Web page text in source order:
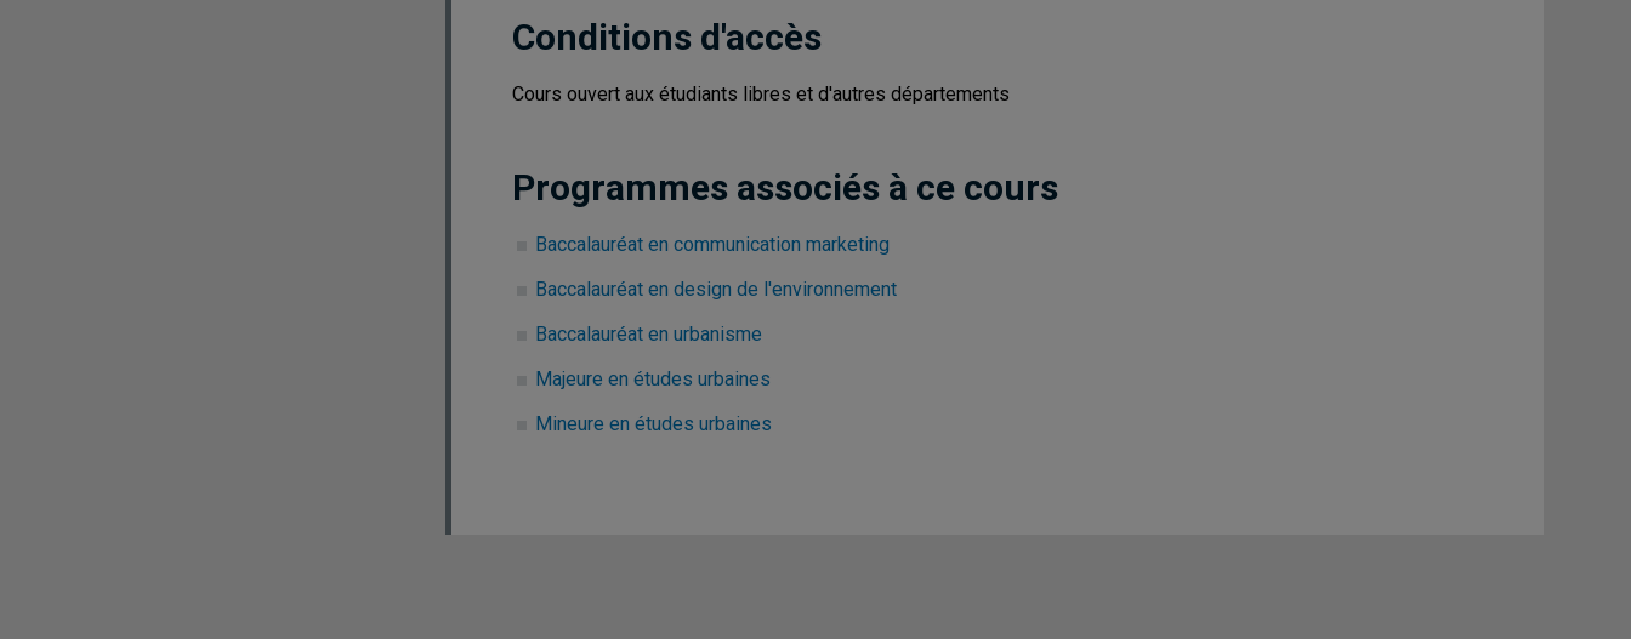
Conditions d'accès
Cours ouvert aux étudiants libres et d'autres départements
Programmes associés à ce cours
Baccalauréat en communication marketing
Baccalauréat en design de l'environnement
Baccalauréat en urbanisme
Majeure en études urbaines
Mineure en études urbaines